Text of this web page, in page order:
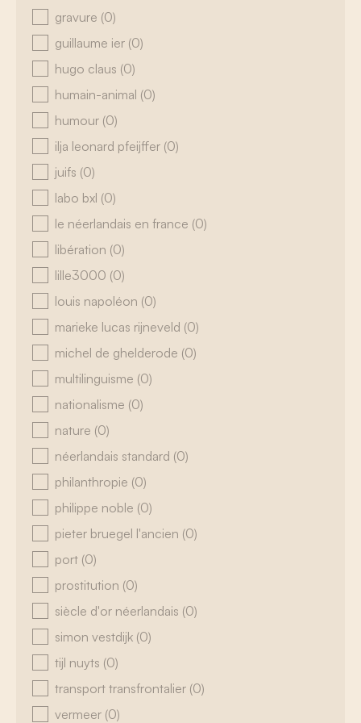
gravure (0)
guillaume ier (0)
hugo claus (0)
humain-animal (0)
humour (0)
ilja leonard pfeijffer (0)
juifs (0)
labo bxl (0)
le néerlandais en france (0)
libération (0)
lille3000 (0)
louis napoléon (0)
marieke lucas rijneveld (0)
michel de ghelderode (0)
multilinguisme (0)
nationalisme (0)
nature (0)
néerlandais standard (0)
philanthropie (0)
philippe noble (0)
pieter bruegel l'ancien (0)
port (0)
prostitution (0)
siècle d'or néerlandais (0)
simon vestdijk (0)
tijl nuyts (0)
transport transfrontalier (0)
vermeer (0)